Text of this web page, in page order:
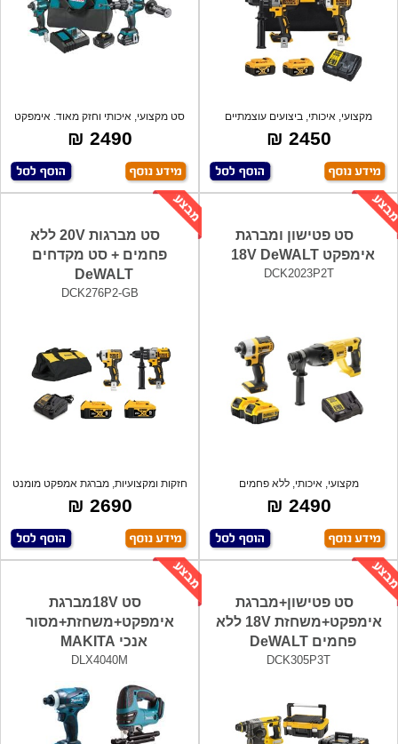
מקצועי, איכותי, ביצועים עוצמתיים
מתאימים
2450 ₪
סט מקצועי, איכותי וחזק מאוד. אימפקט
עם ב
2490 ₪
סט פטישון ומברגת
אימפקט 18V DeWALT
DCK2023P2T
מקצועי, איכותי, ללא פחמים
BRUSHLESS, סול
2490 ₪
סט מברגות 20V ללא
פחמים + סט מקדחים
DeWALT
DCK276P2-GB
חזקות ומקצועיות, מברגת אמפקט מומנט
205Nm
2690 ₪
סט פטישון+מברגת
אימפקט+משחזת 18V ללא
פחמים DeWALT
DCK305P3T
סט 18Vמברגת
אימפקט+משחזת+מסור
אנכי MAKITA
DLX4040M